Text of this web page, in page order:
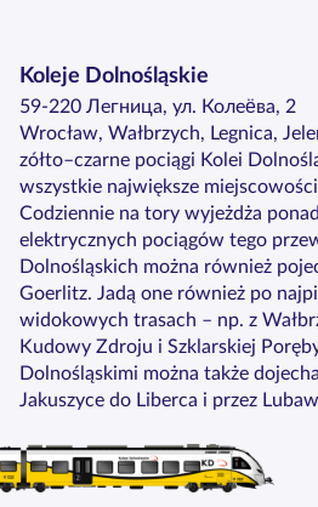
Koleje Dolnośląskie
59-220 Легница, ул. Колеёва, 2
Wrocław, Wałbrzych, Legnica,
zółto–czarne pociągi Kolei
wszystkie największe
Codziennie na tory wyjeżdża
elektrycznych pociągów tego
Dolnośląskich można również
Goerlitz. Jadą one również po
widokowych trasach – np. z
Kudowy Zdroju i Szklarskiej
Dolnośląskimi można także
Jakuszyce do Liberca i przez